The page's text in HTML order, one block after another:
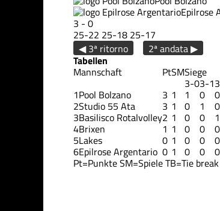
Epilrose
3 - 0
25-22 25-18 25-17
◀ 3ª ritorno
2ª andata ▶
Tabellen
Mannschaft PtSMSiege
3-03-1
1Pool Bolzano 3 1 1 0 0
2Studio 55 Ata 3 1 0 1 0
3Basilisco Rotalvolley2 1 0 0 1
4Brixen 1 1 0 0 0
5Lakes 0 1 0 0 0
6Epilrose Argentario 0 1 0 0 0
Pt=PunkteSM=SpieleTB=Tie break